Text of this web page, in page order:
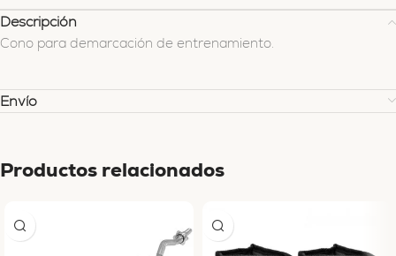
Descripción
Cono para demarcación de entrenamiento.
Envío
Productos relacionados